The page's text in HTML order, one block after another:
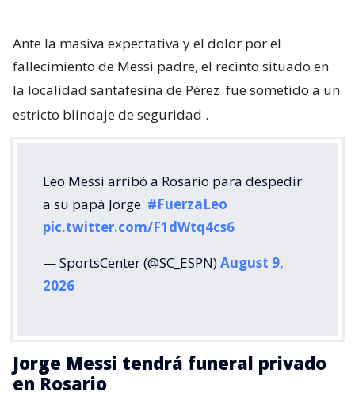
Ante la masiva expectativa y el dolor por el
fallecimiento de Messi padre, el recinto situado en
la localidad santafesina de Pérez fue sometido a un
estricto blindaje de seguridad .
Leo Messi arribó a Rosario para despedir
a su papá Jorge. #FuerzaLeo
pic.twitter.com/F1dWtq4cs6
— SportsCenter (@SC_ESPN)August 9,
2026
Jorge Messi tendrá funeral privado
en Rosario